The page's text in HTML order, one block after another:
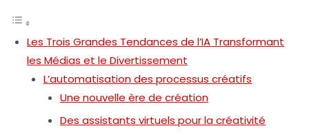
Les Trois Grandes Tendances de l’IA Transformant
les Médias et le Divertissement
L’automatisation des processus créatifs
Une nouvelle ère de création
Des assistants virtuels pour la créativité